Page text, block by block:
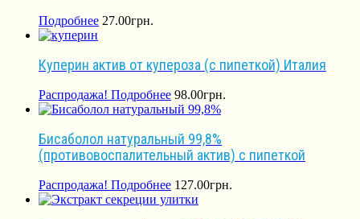
Подробнее 27.00грн.
Куперин актив от купероза (с пипеткой) Италия
Распродажа! Подробнее 98.00грн.
Бисаболол натуральный 99,8%
(противовоспалительный актив) с пипеткой
Распродажа! Подробнее 127.00грн.